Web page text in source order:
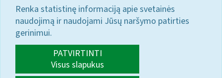
Renka statistinę informaciją apie svetainės
naudojimą ir naudojami Jūsų naršymo patirties
gerinimui.
PATVIRTINTI
Visus slapukus